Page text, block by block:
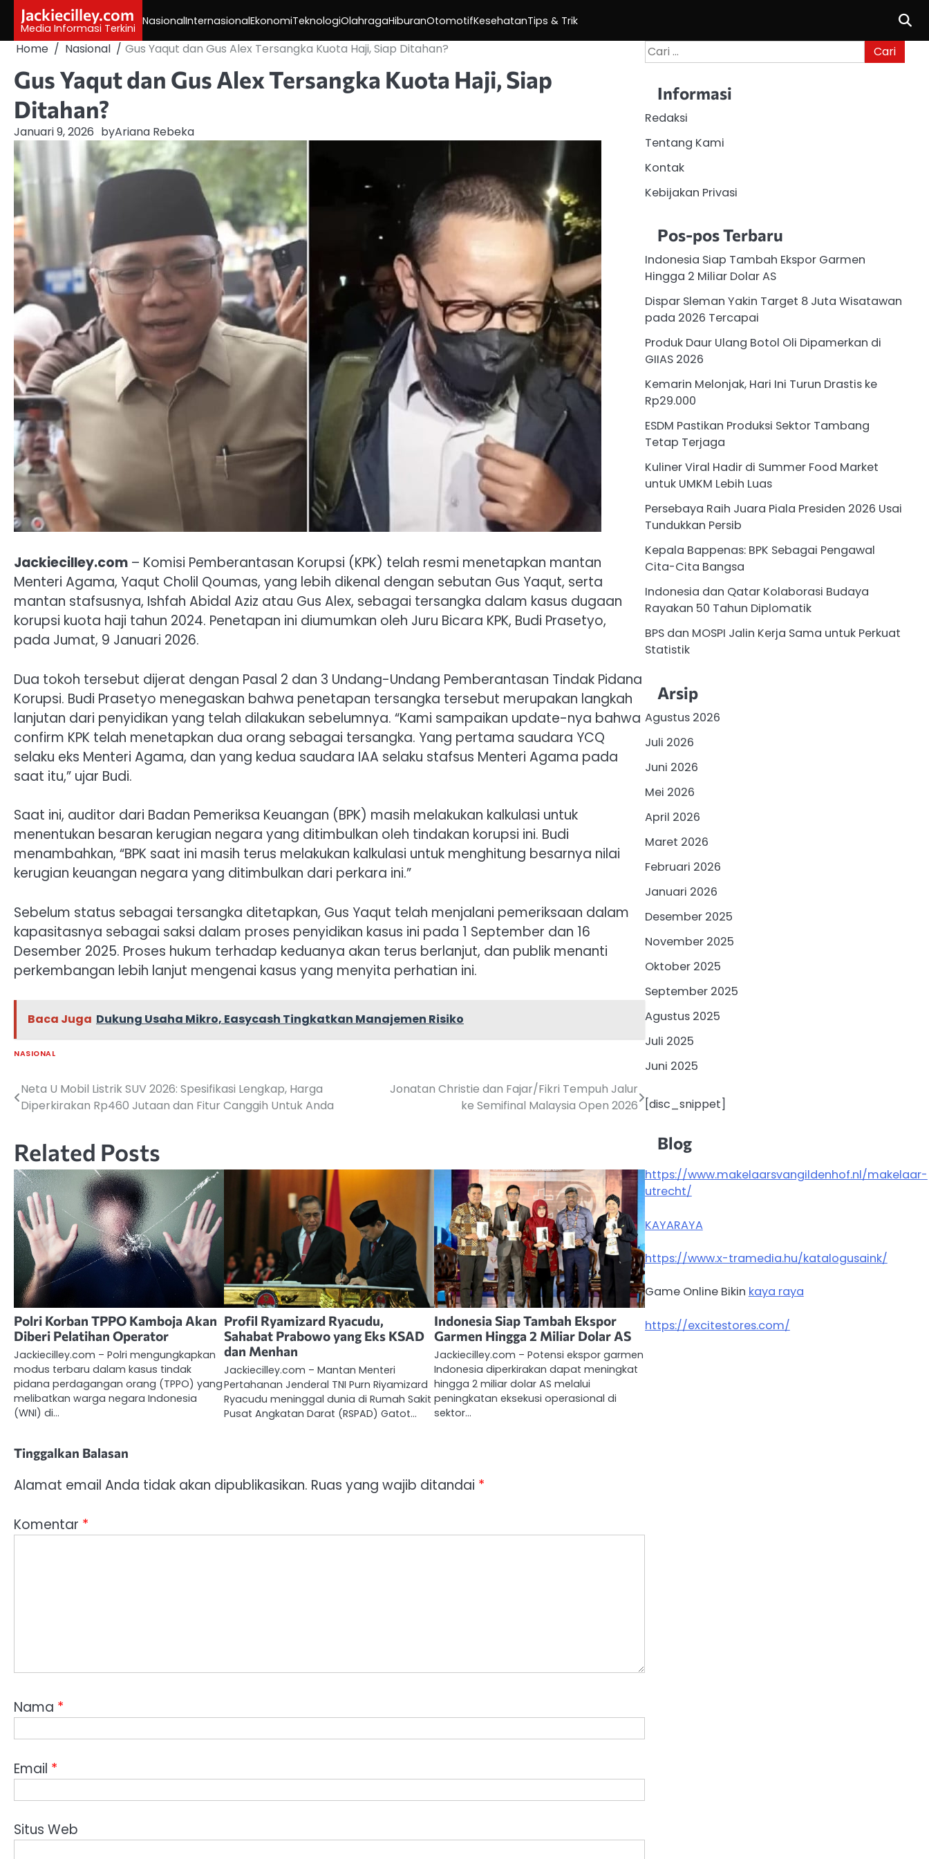
content
Jackiecilley.com
Media Informasi Terkini
NasionalInternasionalEkonomiTeknologiOlahragaHiburanOtomotifKesehatanTips & Trik
Home Nasional Gus Yaqut dan Gus Alex Tersangka Kuota Haji, Siap Ditahan?
Gus Yaqut dan Gus Alex Tersangka Kuota Haji, Siap
Ditahan?
Januari 9, 2026 byAriana Rebeka
Jackiecilley.com – Komisi Pemberantasan Korupsi (KPK) telah resmi menetapkan mantan
Menteri Agama, Yaqut Cholil Qoumas, yang lebih dikenal dengan sebutan Gus Yaqut, serta
mantan stafsusnya, Ishfah Abidal Aziz atau Gus Alex, sebagai tersangka dalam kasus dugaan
korupsi kuota haji tahun 2024. Penetapan ini diumumkan oleh Juru Bicara KPK, Budi Prasetyo,
pada Jumat, 9 Januari 2026.
Dua tokoh tersebut dijerat dengan Pasal 2 dan 3 Undang-Undang Pemberantasan Tindak Pidana
Korupsi. Budi Prasetyo menegaskan bahwa penetapan tersangka tersebut merupakan langkah
lanjutan dari penyidikan yang telah dilakukan sebelumnya. “Kami sampaikan update-nya bahwa
confirm KPK telah menetapkan dua orang sebagai tersangka. Yang pertama saudara YCQ
selaku eks Menteri Agama, dan yang kedua saudara IAA selaku stafsus Menteri Agama pada
saat itu,” ujar Budi.
Saat ini, auditor dari Badan Pemeriksa Keuangan (BPK) masih melakukan kalkulasi untuk
menentukan besaran kerugian negara yang ditimbulkan oleh tindakan korupsi ini. Budi
menambahkan, “BPK saat ini masih terus melakukan kalkulasi untuk menghitung besarnya nilai
kerugian keuangan negara yang ditimbulkan dari perkara ini.”
Sebelum status sebagai tersangka ditetapkan, Gus Yaqut telah menjalani pemeriksaan dalam
kapasitasnya sebagai saksi dalam proses penyidikan kasus ini pada 1 September dan 16
Desember 2025. Proses hukum terhadap keduanya akan terus berlanjut, dan publik menanti
perkembangan lebih lanjut mengenai kasus yang menyita perhatian ini.
Baca Juga Dukung Usaha Mikro, Easycash Tingkatkan Manajemen Risiko
NASIONAL
Navigasi
pos
Neta U Mobil Listrik SUV 2026: Spesifikasi Lengkap, Harga
Diperkirakan Rp460 Jutaan dan Fitur Canggih Untuk Anda
Jonatan Christie dan Fajar/Fikri Tempuh Jalur
ke Semifinal Malaysia Open 2026
Related Posts
Polri Korban TPPO Kamboja Akan
Diberi Pelatihan Operator
Jackiecilley.com – Polri mengungkapkan
modus terbaru dalam kasus tindak
pidana perdagangan orang (TPPO) yang
melibatkan warga negara Indonesia
(WNI) di…
Profil Ryamizard Ryacudu,
Sahabat Prabowo yang Eks KSAD
dan Menhan
Jackiecilley.com – Mantan Menteri
Pertahanan Jenderal TNI Purn Riyamizard
Ryacudu meninggal dunia di Rumah Sakit
Pusat Angkatan Darat (RSPAD) Gatot…
Indonesia Siap Tambah Ekspor
Garmen Hingga 2 Miliar Dolar AS
Jackiecilley.com – Potensi ekspor garmen
Indonesia diperkirakan dapat meningkat
hingga 2 miliar dolar AS melalui
peningkatan eksekusi operasional di
sektor…
Tinggalkan Balasan
Alamat email Anda tidak akan dipublikasikan. Ruas yang wajib ditandai *
Komentar *
Nama *
Email *
Situs Web
Cari
untuk:
Informasi
Redaksi
Tentang Kami
Kontak
Kebijakan Privasi
Pos-pos Terbaru
Indonesia Siap Tambah Ekspor Garmen
Hingga 2 Miliar Dolar AS
Dispar Sleman Yakin Target 8 Juta Wisatawan
pada 2026 Tercapai
Produk Daur Ulang Botol Oli Dipamerkan di
GIIAS 2026
Kemarin Melonjak, Hari Ini Turun Drastis ke
Rp29.000
ESDM Pastikan Produksi Sektor Tambang
Tetap Terjaga
Kuliner Viral Hadir di Summer Food Market
untuk UMKM Lebih Luas
Persebaya Raih Juara Piala Presiden 2026 Usai
Tundukkan Persib
Kepala Bappenas: BPK Sebagai Pengawal
Cita-Cita Bangsa
Indonesia dan Qatar Kolaborasi Budaya
Rayakan 50 Tahun Diplomatik
BPS dan MOSPI Jalin Kerja Sama untuk Perkuat
Statistik
Arsip
Agustus 2026
Juli 2026
Juni 2026
Mei 2026
April 2026
Maret 2026
Februari 2026
Januari 2026
Desember 2025
November 2025
Oktober 2025
September 2025
Agustus 2025
Juli 2025
Juni 2025
[disc_snippet]
Blog
https://www.makelaarsvangildenhof.nl/makelaar-
utrecht/
KAYARAYA
https://www.x-tramedia.hu/katalogusaink/
Game Online Bikin kaya raya
https://excitestores.com/